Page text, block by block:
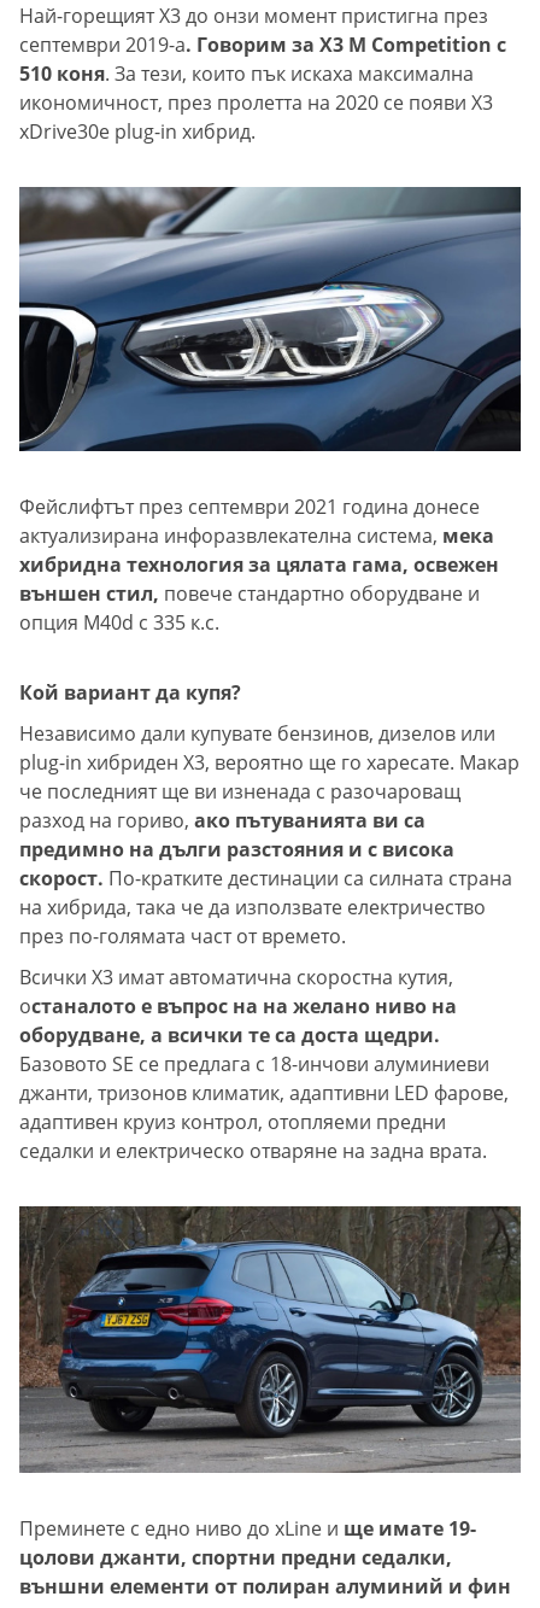
Най-горещият X3 до онзи момент пристигна през
септември 2019-а. Говорим за X3 M Competition с
510 коня. За тези, които пък искаха максимална
икономичност, през пролетта на 2020 се появи X3
xDrive30e plug-in хибрид.
Фейслифтът през септември 2021 година донесе
актуализирана инфоразвлекателна система, мека
хибридна технология за цялата гама, освежен
външен стил, повече стандартно оборудване и
опция M40d с 335 к.с.
Кой вариант да купя?
Независимо дали купувате бензинов, дизелов или
plug-in хибриден X3, вероятно ще го харесате. Макар
че последният ще ви изненада с разочароващ
разход на гориво, ако пътуванията ви са
предимно на дълги разстояния и с висока
скорост. По-кратките дестинации са силната страна
на хибрида, така че да използвате електричество
през по-голямата част от времето.
Всички X3 имат автоматична скоростна кутия,
останалото е въпрос на на желано ниво на
оборудване, а всички те са доста щедри.
Базовото SE се предлага с 18-инчови алуминиеви
джанти, тризонов климатик, адаптивни LED фарове,
адаптивен круиз контрол, отопляеми предни
седалки и електрическо отваряне на задна врата.
Преминете с едно ниво до xLine и ще имате 19-
цолови джанти, спортни предни седалки,
външни елементи от полиран алуминий и фин